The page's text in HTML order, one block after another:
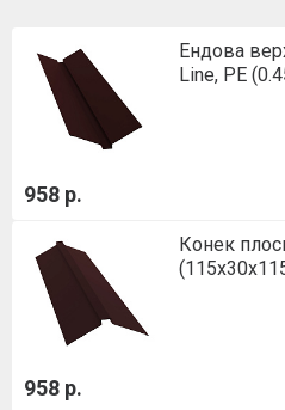
Ендова
Line, PE
958 р.
Конек
958 р.